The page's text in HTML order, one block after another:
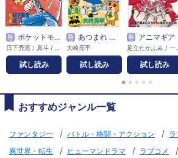
巻 ポケットモンスタースペシャル
試し読み
巻 あつまれ どうぶつの森 とことん！イチバン島
大崎亮平
試し読み
巻 アニマギア
試し読み
● ● ● ● ●
おすすめジャンル一覧
ファンタジー / バトル・格闘・アクション /
異世界・転生 / ヒューマンドラマ / ラブコメ /